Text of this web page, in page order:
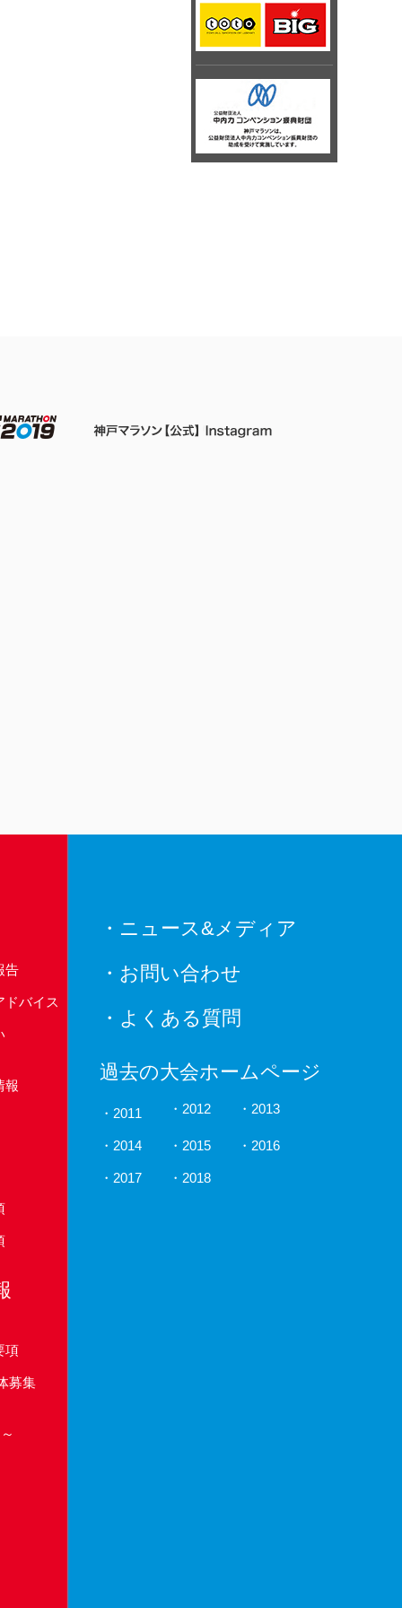
告
ドバイス
報
項
募集
・ニュース&メディア
・お問い合わせ
・よくある質問
過去の大会ホームページ
2011 2012 2013
2014 2015 2016
2017 2018